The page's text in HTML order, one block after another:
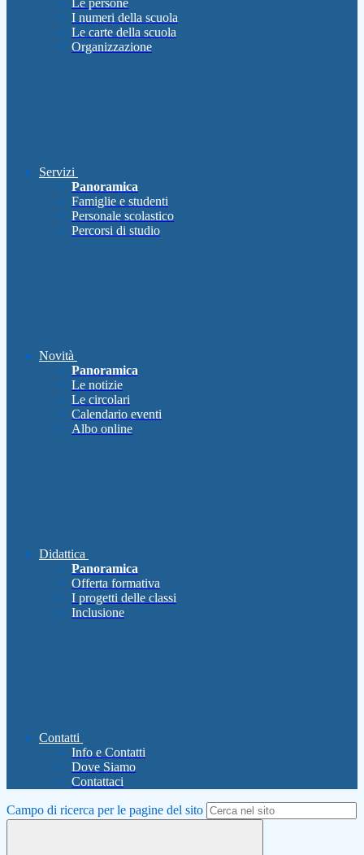
Le persone
I numeri della scuola
Le carte della scuola
Organizzazione
Servizi
Panoramica
Famiglie e studenti
Personale scolastico
Percorsi di studio
Novità
Panoramica
Le notizie
Le circolari
Calendario eventi
Albo online
Didattica
Panoramica
Offerta formativa
I progetti delle classi
Inclusione
Contatti
Info e Contatti
Dove Siamo
Contattaci
Campo di ricerca per le pagine del sito